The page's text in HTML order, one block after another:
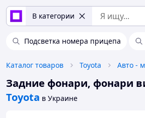
В категории
Подсветка номера прицепа
Каталог товаров Toyota Авто -
Задние фонари, фонари
Toyota в Украине